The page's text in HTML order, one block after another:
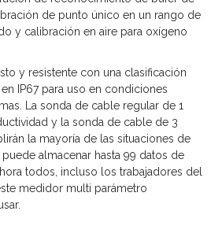
de punto único en un rango de
y calibración en aire para oxígeno
y resistente con una clasificación
IP67 para uso en condiciones
La sonda de cable regular de 1
y la sonda de cable de 3
la mayoría de las situaciones de
almacenar hasta 99 datos de
todos, incluso los trabajadores del
medidor multi parámetro